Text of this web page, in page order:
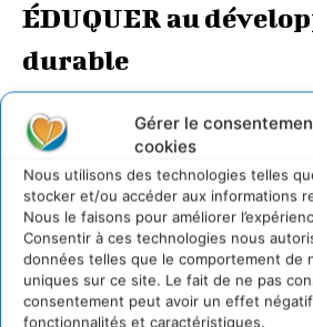
Gérer le
cookies
Nous utilisons des technologies telles
stocker et/ou accéder aux informations
Nous le faisons pour améliorer
Consentir à ces technologies nous
données telles que le comportement de
uniques sur ce site. Le fait de ne pas
consentement peut avoir un effet
fonctionnalités et caractéristiques.
ÉDUQUER au
durable
–CONSOM’ATTITUDES : une
France